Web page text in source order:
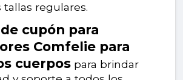
tallas regulares.
cupón para
Comfelie para
cuerpos para brindar